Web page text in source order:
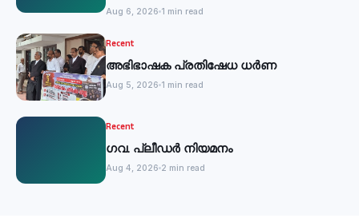
Aug 6, 2026 1 min read
Recent
അഭിഭാഷക പ്രതിഷേധ ധർണ
Aug 5, 2026 1 min read
Recent
ഗവ. പ്ലീഡർ നിയമനം
Aug 4, 2026 2 min read